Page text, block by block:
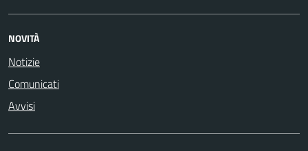
NOVITÀ
Notizie
Comunicati
Avvisi